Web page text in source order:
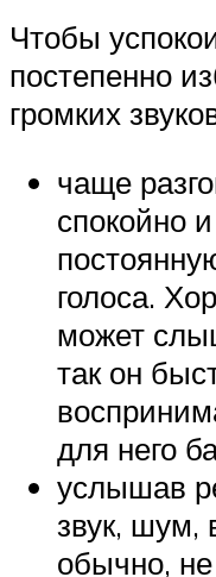
Чтобы
постепенно
громких
чаще
спокойно
голоса.
может
так он
для него
услышав
звук, шум,
обычно,